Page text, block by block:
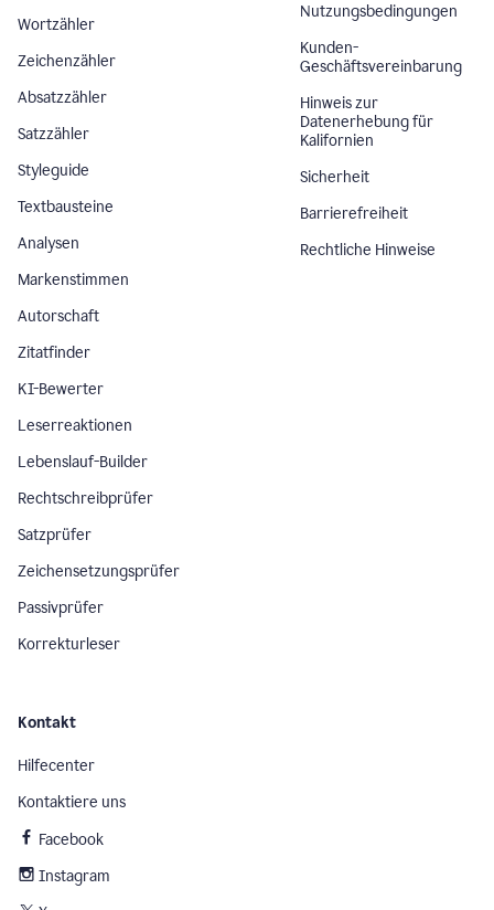
Wortzähler
Zeichenzähler
Absatzzähler
Satzzähler
Styleguide
Textbausteine
Analysen
Markenstimmen
Autorschaft
Zitatfinder
KI-Bewerter
Leserreaktionen
Lebenslauf-Builder
Rechtschreibprüfer
Satzprüfer
Zeichensetzungsprüfer
Passivprüfer
Korrekturleser
Nutzungsbedingungen
Kunden-
Geschäftsvereinbarung
Hinweis zur
Datenerhebung für
Kalifornien
Sicherheit
Barrierefreiheit
Rechtliche Hinweise
Kontakt
Hilfecenter
Kontaktiere uns
Facebook
Instagram